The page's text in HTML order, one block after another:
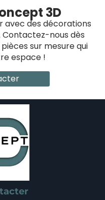
3D
avec des décorations
Contactez-nous dès
sur mesure qui
espace !